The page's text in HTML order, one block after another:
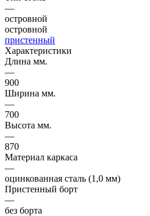
—
островной
островной
пристенный
Характеристики
Длина мм.
—
900
Ширина мм.
—
700
Высота мм.
—
870
Материал каркаса
—
оцинкованная сталь (1,0 мм)
Пристенный борт
—
без борта